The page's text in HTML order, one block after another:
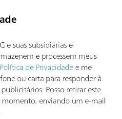
e suas subsidiárias e
e processem meus
Política de Privacidadee me
ou carta para responder à
Posso retirar este
enviando um e-mail